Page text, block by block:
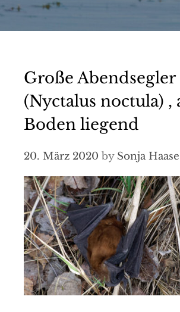
Große Abendsegler
(Nyctalus noctula) ,
Boden liegend
20. März 2020 by Sonja Haase